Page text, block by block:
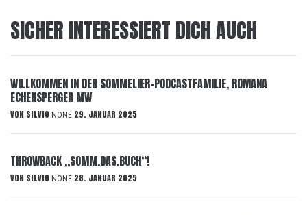
SICHER INTERESSIERT DICH AUCH
WILLKOMMEN IN DER SOMMELIER-PODCASTFAMILIE, ROMANA
ECHENSPERGER MW
VON SILVIO NONE 29. JANUAR 2025
THROWBACK „SOMM.DAS.BUCH“!
VON SILVIO NONE 28. JANUAR 2025